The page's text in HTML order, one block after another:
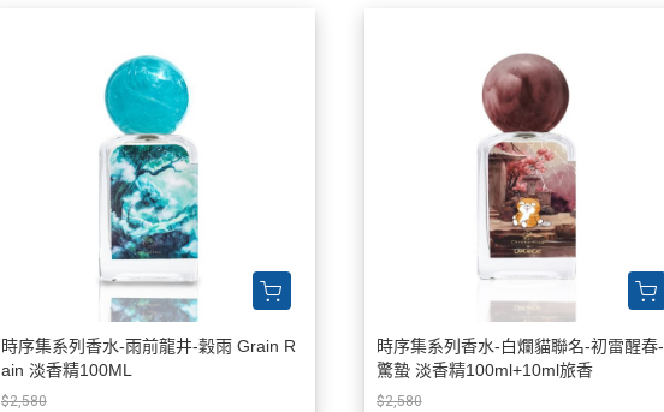
New Notes
Nobile 1942
NOVAE+法國楉薇
PREMIERE NOTE 波霓諾
POLO RALPH LAUREN 拉夫勞倫
Porsche 保時捷香水
REPLAY
Sabrina Carpenter
Ted Lapidus
時序集系列香水-雨前龍井-穀雨 Grain R
ain 淡香精100ML
$2,580
時序集系列香水-白爛貓聯名-初雷醒春-
驚蟄 淡香精100ml+10ml旅香
$2,580